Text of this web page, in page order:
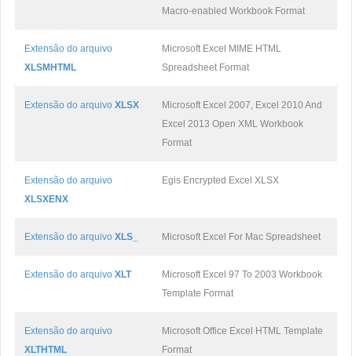
Macro-enabled Workbook Format
Extensão do arquivo
XLSMHTML
Microsoft Excel MIME HTML
Spreadsheet Format
Extensão do arquivo XLSX
Microsoft Excel 2007, Excel 2010 And
Excel 2013 Open XML Workbook
Format
Extensão do arquivo
XLSXENX
Egis Encrypted Excel XLSX
Extensão do arquivo XLS_ Microsoft Excel For Mac Spreadsheet
Extensão do arquivo XLT
Microsoft Excel 97 To 2003 Workbook
Template Format
Extensão do arquivo
XLTHTML
Microsoft Office Excel HTML Template
Format